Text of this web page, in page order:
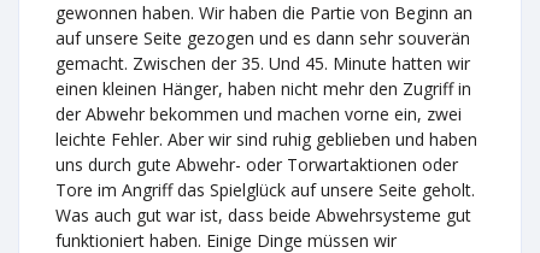
gewonnen haben. Wir haben die Partie von Beginn an
auf unsere Seite gezogen und es dann sehr souverän
gemacht. Zwischen der 35. Und 45. Minute hatten wir
einen kleinen Hänger, haben nicht mehr den Zugriff in
der Abwehr bekommen und machen vorne ein, zwei
leichte Fehler. Aber wir sind ruhig geblieben und haben
uns durch gute Abwehr- oder Torwartaktionen oder
Tore im Angriff das Spielglück auf unsere Seite geholt.
Was auch gut war ist, dass beide Abwehrsysteme gut
funktioniert haben. Einige Dinge müssen wir